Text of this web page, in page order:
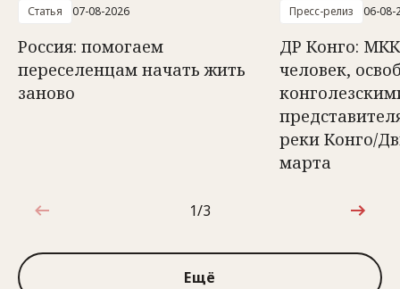
Статья 07-08-2026
Россия: помогаем
переселенцам начать жить
заново
Пресс-релиз 06-08-
ДР Конго:
человек,
реки Конго/
марта
1 из 3
1/3
Ещё